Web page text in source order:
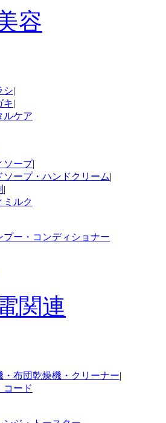
容
シ|
キ|
ルケア
ソープ|
ソープ・ハンドクリーム|
|
ミルク
プー・コンディショナー
関連
・布団乾燥機・クリーナー|
コード